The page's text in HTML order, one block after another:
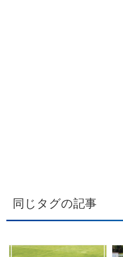
同じタグの記事